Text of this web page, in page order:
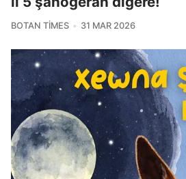
BOTAN TIMES 31 MAR 2026